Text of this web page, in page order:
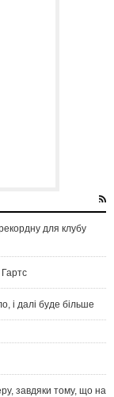
для клубу
і далі буде більше
завдяки тому, що на